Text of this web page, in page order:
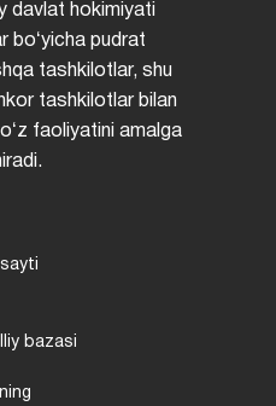
davlat hokimiyati
boʻyicha pudrat
tashkilotlar, shu
tashkilotlar bilan
faoliyatini amalga
bazasi